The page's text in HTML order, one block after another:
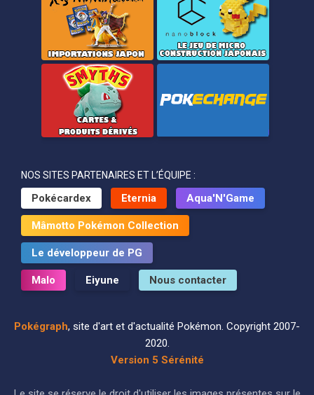
NOS SITES PARTENAIRES ET L’ÉQUIPE :
Pokécardex Eternia Aqua'N'Game
Mâmotto Pokémon Collection
Le développeur de PG
Malo Eiyune Nous contacter
Pokégraph, site d'art et d'actualité Pokémon. Copyright 2007-
2020.
Version 5 Sérénité